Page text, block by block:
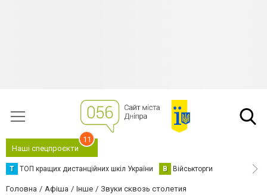
Наші спецпроєкти
11
Т ТОП кращих дистанційних шкіл України В Військторги
Головна Афіша Інше Звуки сквозь столетия